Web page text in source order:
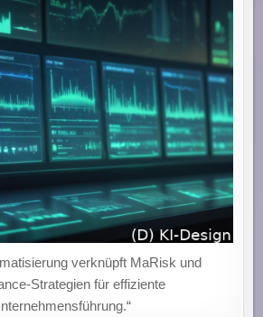
verknüpft MaRisk und
Strategien für effiziente